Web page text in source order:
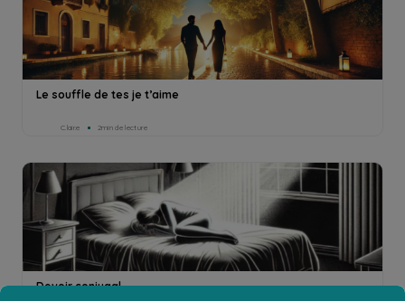
Le souffle de tes je t’aime
C.lair.e 2min de lecture
Devoir conjugal